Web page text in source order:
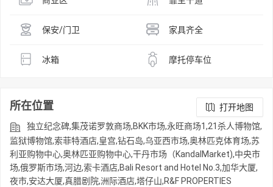
保安/门卫 家具齐全
冰箱 摩托停车位
所在位置
打开地图
独立纪念碑,集茂诺罗敦商场,BKK市场,永旺商场1,21杀人博物馆,
监狱博物馆,索菲特酒店,皇宫,钻石岛,乌亚西市场,奥林匹克体育场,苏
利亚购物中心,奥林匹亚购物中心,干丹市场（KandalMarket),中央市
场,俄罗斯市场,河边,索卡酒店,Bali Resort and Hotel No.3,加华大厦,
夜市,安达大厦,真腊剧院,洲际酒店,塔仔山,R&F PROPERTIES